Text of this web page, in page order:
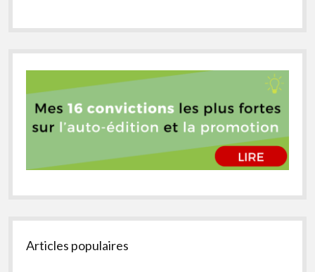
Articles populaires